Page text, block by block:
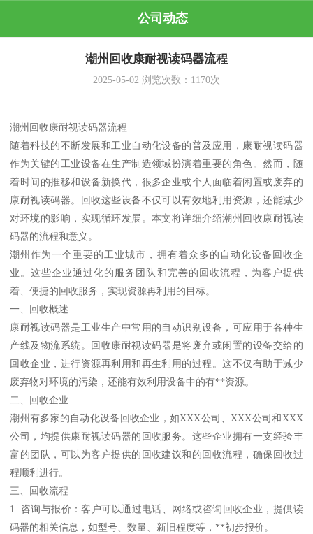
公司动态
潮州回收康耐视读码器流程
2025-05-02 浏览次数： 1170次
潮州回收康耐视读码器流程
随着科技的不断发展和工业自动化设备的普及应用，康耐视读码器
作为关键的工业设备在生产制造领域扮演着重要的角色。然而，随
着时间的推移和设备新换代，很多企业或个人面临着闲置或废弃的
康耐视读码器。回收这些设备不仅可以有效地利用资源，还能减少
对环境的影响，实现循环发展。本文将详细介绍潮州回收康耐视读
码器的流程和意义。
潮州作为一个重要的工业城市，拥有着众多的自动化设备回收企
业。这些企业通过化的服务团队和完善的回收流程，为客户提供
着、便捷的回收服务，实现资源再利用的目标。
一、回收概述
康耐视读码器是工业生产中常用的自动识别设备，可应用于各种生
产线及物流系统。回收康耐视读码器是将废弃或闲置的设备交给的
回收企业，进行资源再利用和再生利用的过程。这不仅有助于减少
废弃物对环境的污染，还能有效利用设备中的有**资源。
二、回收企业
潮州有多家的自动化设备回收企业，如XXX公司、XXX公司和XXX
公司，均提供康耐视读码器的回收服务。这些企业拥有一支经验丰
富的团队，可以为客户提供的回收建议和的回收流程，确保回收过
程顺利进行。
三、回收流程
1. 咨询与报价：客户可以通过电话、网络或咨询回收企业，提供读
码器的相关信息，如型号、数量、新旧程度等，**初步报价。